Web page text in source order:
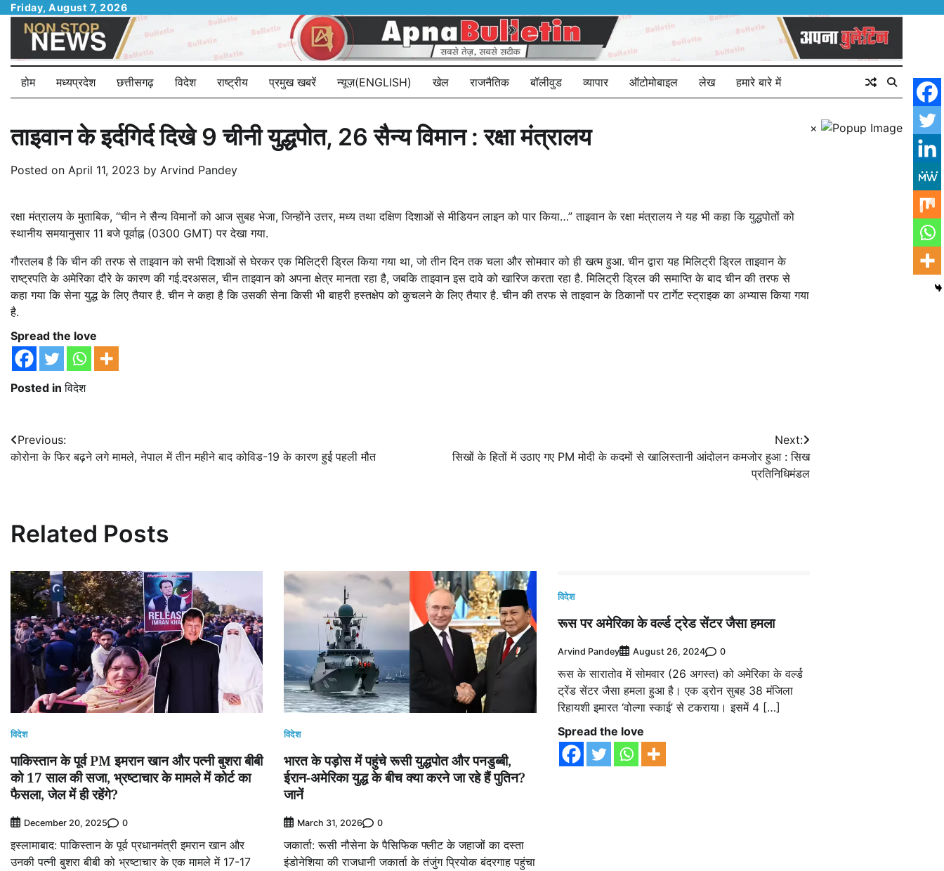
Skip
content
Friday, August 7, 2026
होम मध्यप्रदेश छत्तीसगढ़ विदेश राष्ट्रीय प्रमुख खबरें न्यूज़(ENGLISH) खेल राजनैतिक बॉलीवुड व्यापार ऑटोमोबाइल लेख हमारे बारे में
ताइवान के इर्दगिर्द दिखे 9 चीनी युद्धपोत, 26 सैन्य विमान : रक्षा मंत्रालय
Posted on April 11, 2023 by Arvind Pandey
रक्षा मंत्रालय के मुताबिक, “चीन ने सैन्य विमानों को आज सुबह भेजा, जिन्होंने उत्तर, मध्य तथा दक्षिण दिशाओं से मीडियन लाइन को पार किया…” ताइवान के रक्षा मंत्रालय ने यह भी कहा कि युद्धपोतों को
स्थानीय समयानुसार 11 बजे पूर्वाह्न (0300 GMT) पर देखा गया.
गौरतलब है कि चीन की तरफ से ताइवान को सभी दिशाओं से घेरकर एक मिलिट्री ड्रिल किया गया था, जो तीन दिन तक चला और सोमवार को ही खत्म हुआ. चीन द्वारा यह मिलिट्री ड्रिल ताइवान के
राष्ट्रपति के अमेरिका दौरे के कारण की गई.दरअसल, चीन ताइवान को अपना क्षेत्र मानता रहा है, जबकि ताइवान इस दावे को खारिज करता रहा है. मिलिट्री ड्रिल की समाप्ति के बाद चीन की तरफ से
कहा गया कि सेना युद्ध के लिए तैयार है. चीन ने कहा है कि उसकी सेना किसी भी बाहरी हस्तक्षेप को कुचलने के लिए तैयार है. चीन की तरफ से ताइवान के ठिकानों पर टार्गेट स्ट्राइक का अभ्यास किया गया
है.
Spread the love
Posted inविदेश
Post
navigation
Previous:
कोरोना के फिर बढ़ने लगे मामले, नेपाल में तीन महीने बाद कोविड-19 के कारण हुई पहली मौत
Next:
सिखों के हितों में उठाए गए PM मोदी के कदमों से खालिस्तानी आंदोलन कमजोर हुआ : सिख
प्रतिनिधिमंडल
Related Posts
विदेश
पाकिस्तान के पूर्व PM इमरान खान और पत्नी बुशरा बीबी
को 17 साल की सजा, भ्रष्टाचार के मामले में कोर्ट का
फैसला, जेल में ही रहेंगे?
December 20, 2025 0
इस्लामाबाद: पाकिस्तान के पूर्व प्रधानमंत्री इमरान खान और
उनकी पत्नी बुशरा बीबी को भ्रष्टाचार के एक मामले में 17-17
विदेश
भारत के पड़ोस में पहुंचे रूसी युद्धपोत और पनडुब्बी,
ईरान-अमेरिका युद्ध के बीच क्या करने जा रहे हैं पुतिन?
जानें
March 31, 2026 0
जकार्ता: रूसी नौसेना के पैसिफिक फ्लीट के जहाजों का दस्ता
इंडोनेशिया की राजधानी जकार्ता के तंजुंग प्रियोक बंदरगाह पहुंचा
विदेश
रूस पर अमेरिका के वर्ल्ड ट्रेड सेंटर जैसा हमला
Arvind Pandey August 26, 2024 0
रूस के सारातोव में सोमवार (26 अगस्त) को अमेरिका के वर्ल्ड
ट्रेंड सेंटर जैसा हमला हुआ है। एक ड्रोन सुबह 38 मंजिला
रिहायशी इमारत ‘वोल्गा स्काई’ से टकराया। इसमें 4 […]
Spread the love
×